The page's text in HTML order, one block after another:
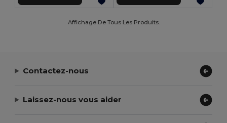
Affichage De Tous Les Produits.
Contactez-nous
Laissez-nous vous aider